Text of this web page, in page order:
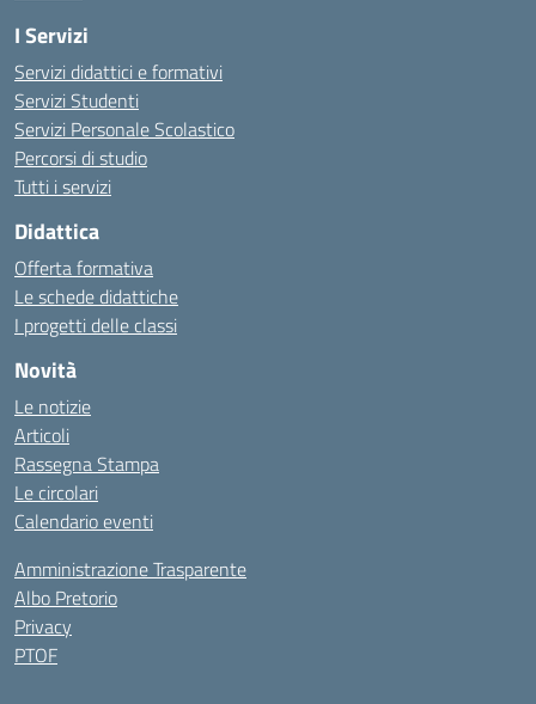
I Servizi
Servizi didattici e formativi
Servizi Studenti
Servizi Personale Scolastico
Percorsi di studio
Tutti i servizi
Didattica
Offerta formativa
Le schede didattiche
I progetti delle classi
Novità
Le notizie
Articoli
Rassegna Stampa
Le circolari
Calendario eventi
Amministrazione Trasparente
Albo Pretorio
Privacy
PTOF